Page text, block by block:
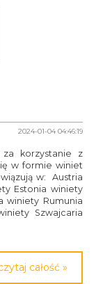
2024-01-04 04:46:19
korzystanie z
w formie winiet
w: Austria
Estonia winiety
winiety Rumunia
Szwajcaria
całość »